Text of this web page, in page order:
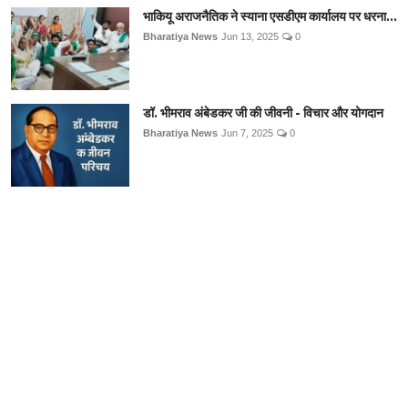
भाकियू अराजनैतिक ने स्याना एसडीएम कार्यालय पर धरना...
Bharatiya News Jun 13, 2025 0
डॉ. भीमराव अंबेडकर जी की जीवनी - विचार और योगदान
Bharatiya News Jun 7, 2025 0